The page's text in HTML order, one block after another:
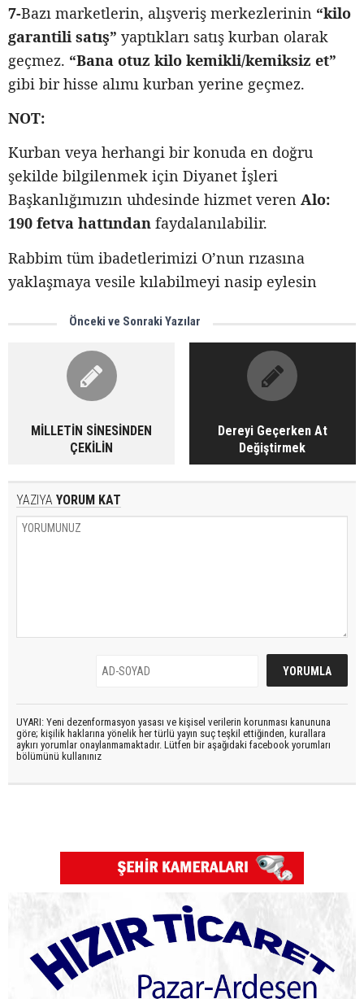
7-Bazı marketlerin, alışveriş merkezlerinin “kilo
garantili satış” yaptıkları satış kurban olarak
geçmez. “Bana otuz kilo kemikli/kemiksiz et”
gibi bir hisse alımı kurban yerine geçmez.
NOT:
Kurban veya herhangi bir konuda en doğru
şekilde bilgilenmek için Diyanet İşleri
Başkanlığımızın uhdesinde hizmet veren Alo:
190 fetva hattından faydalanılabilir.
Rabbim tüm ibadetlerimizi O’nun rızasına
yaklaşmaya vesile kılabilmeyi nasip eylesin
Önceki ve Sonraki Yazılar
MİLLETİN SİNESİNDEN
ÇEKİLİN
Dereyi Geçerken At
Değiştirmek
YAZIYA YORUM KAT
UYARI: Yeni dezenformasyon yasası ve kişisel verilerin korunması kanununa
göre; kişilik haklarına yönelik her türlü yayın suç teşkil ettiğinden, kurallara
aykırı yorumlar onaylanmamaktadır. Lütfen bir aşağıdaki facebook yorumları
bölümünü kullanınız